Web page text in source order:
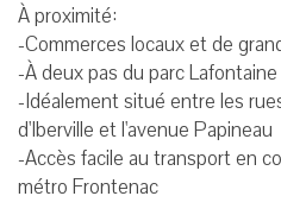
À proximité:
-Commerces locaux et de
-À deux pas du parc
-Idéalement situé entre les
d'Iberville et l'avenue Papineau
-Accès facile au transport en
métro Frontenac